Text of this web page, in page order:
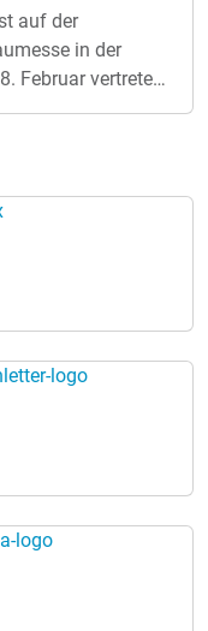
auf der
in der
Februar vertreten.
Ein
energetischer
ein
ab 13:00 Uhr
nach 20